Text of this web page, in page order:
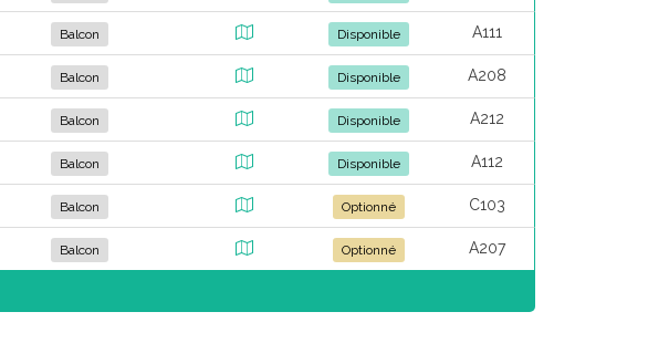
Balcon Disponible A111
Balcon Disponible A208
Balcon Disponible A212
Balcon Disponible A112
Balcon Optionné C103
Balcon Optionné A207